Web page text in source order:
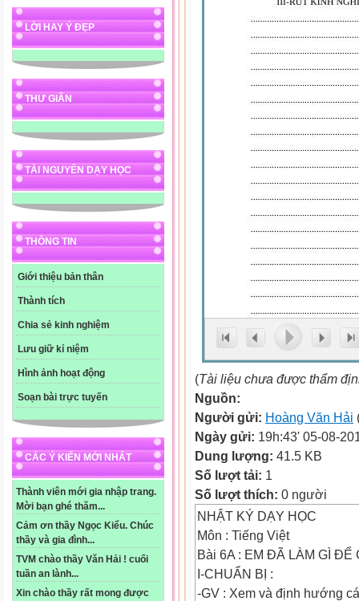
LỜI HAY Ý ĐẸP
THƯ GIÃN
TÀI NGUYÊN DẠY HỌC
THÔNG TIN
Giới thiệu bản thân
Thành tích
Chia sẻ kinh nghiệm
Lưu giữ kỉ niệm
Hình ảnh hoạt động
Soạn bài trực tuyến
CÁC Ý KIẾN MỚI NHẤT
Thành viên mới gia nhập trang.
Mời bạn ghé thăm...
Cảm ơn thầy Ngọc Kiểu. Chúc
thầy và gia đình...
TVM chào thầy Văn Hải ! cuối
tuần an lành...
Xin chào thầy rất mong được
(Tài liệu chưa được thẩm
Nguồn:
Người gửi: Hoàng Văn Hải
Ngày gửi: 19h:43' 05-08-
Dung lượng: 41.5 KB
Số lượt tải: 1
Số lượt thích: 0 người
NHẬT KÝ DẠY HỌC
Môn : Tiếng Việt
Bài 6A : EM ĐÃ LÀM GÌ ĐỂ
I-CHUẨN BỊ :
-GV : Xem và định hướng